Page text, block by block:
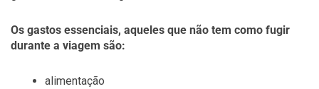
Os gastos essenciais, aqueles que não tem como fugir
durante a viagem são:
alimentação